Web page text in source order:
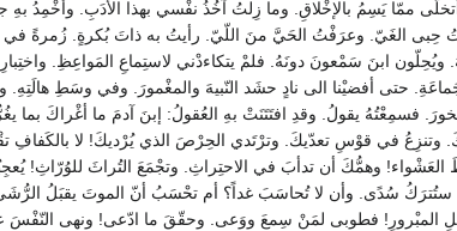
ممّا يَسِمُ بالإخْلاقِ. وما زِلتُ آخُذُ نفْسي بهذا الأدَبِ. وأُخْمِدُ
حِبى الغَيّ. وعرَفْتُ الحَيَّ منَ اللّيّ. رأيتُ به ذاتَ بُكرةٍ. زُمرةً في
ابنَ سَمْعونَ دونَهُ. فلمْ يتكاءدْني لاستِماعِ المَواعِظِ.
حتى أفضيْنا الى نادٍ حشَد النّبيهَ والمغْمورَ. وفي وسَطِ
فسمِعْتُهُ يقولُ. وقدِ افتَتَنَتْ بهِ العُقولُ: إبنَ آدمَ ما أغْراكَ بما
وتنزِعُ في قوْسِ تعدّيكَ. وترْتَدي الحِرْصَ الذي يُرْديكَ! لا بالكَفافِ
العَشْواء! وهمُّكَ أن تدأبَ في الاحتِراثِ. وتجْمَعَ التُراثَ للوُرّاثِ!
ستُترَكُ سُدًى. وأن لا تُحاسَبَ غداً؟ أم تحْسَبُ أنّ الموتَ يقبَلُ الرُّشَى.
المبْرورِ! فطوبى لمَنْ سِمعَ ووَعى. وحقّقَ ما ادّعى! ونهى